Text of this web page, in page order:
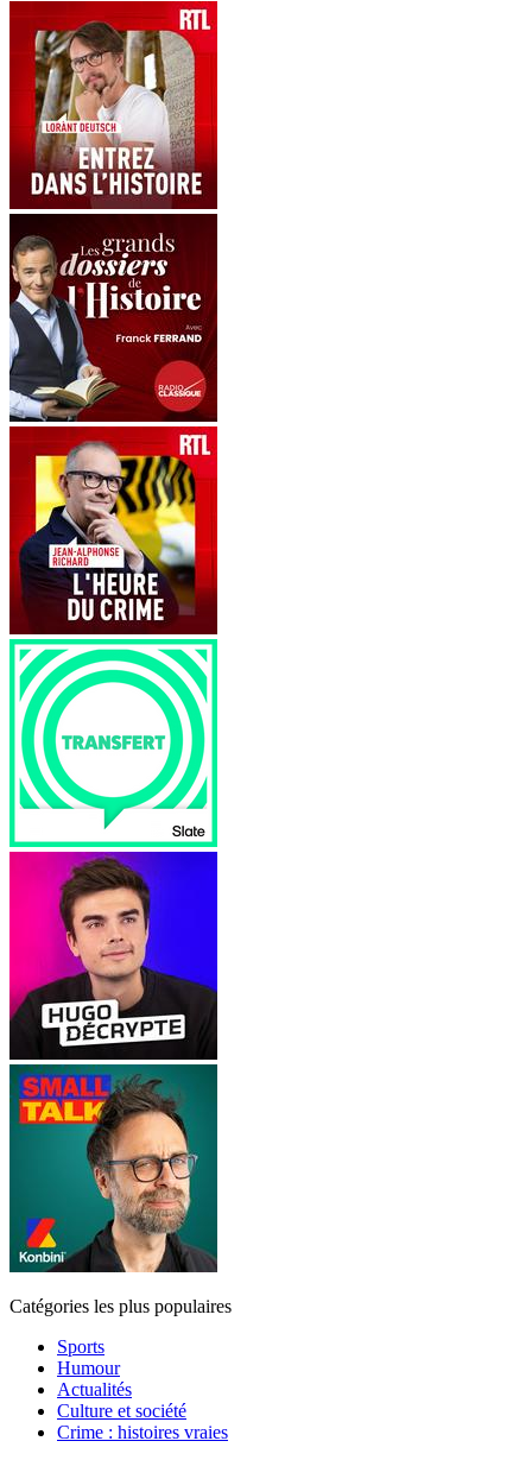
Catégories les plus populaires
Sports
Humour
Actualités
Culture et société
Crime : histoires vraies